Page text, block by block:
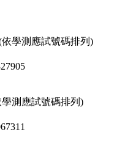
學測應試號碼排列)
測應試號碼排列)